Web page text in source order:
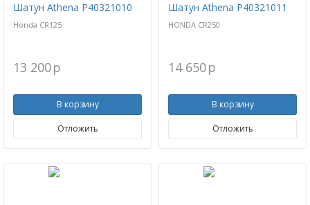
Шатун Athena P40321010
Honda CR125
13 200p
В корзину
Отложить
Шатун Athena P40321011
HONDA CR250
14 650p
В корзину
Отложить